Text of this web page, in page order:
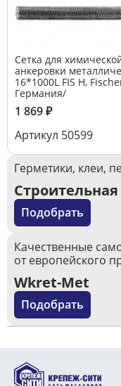
Сетка для
анкеровки
16*1000L FIS H,
Германия/
1 869₽
Артикул 50599
Герметики, клеи,
Подобрать
Качественные
от европейского
Wkret-Met
Подобрать